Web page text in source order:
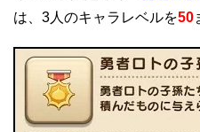
は、3人のキャラレベルを50